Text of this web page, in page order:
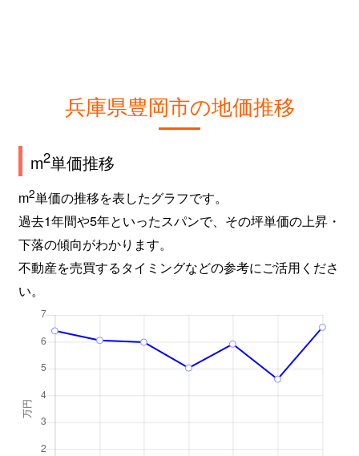
兵庫県豊岡市の地価推移
m2単価推移
m2単価の推移を表したグラフです。
過去1年間や5年といったスパンで、その坪単価の上昇・
下落の傾向がわかります。
不動産を売買するタイミングなどの参考にご活用くださ
い。